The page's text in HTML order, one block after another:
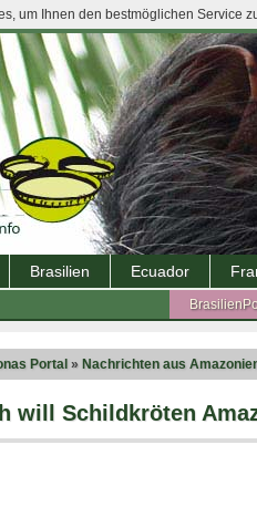
Brasilien Ecuador
Portal » Nachrichten aus
will Schildkröten
um Ihnen den bestmöglichen Service